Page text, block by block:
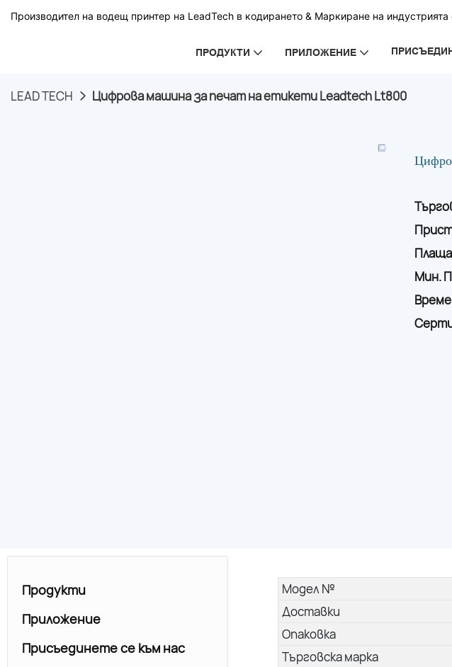
Производител на водещ принтер на LeadTech в кодирането & Маркиране на индустрията
ПРОДУКТИ ПРИЛОЖЕНИЕ
LEAD TECH Цифрова машина за печат на етикети Leadtech Lt800
Мин.
Модел №
Доставки
Опаковка
Търговска марка
Продукти
Приложение
Присъединете се към нас